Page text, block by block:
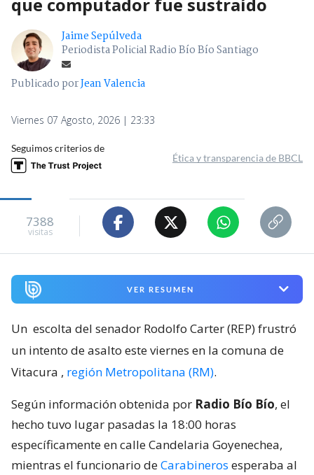
Jaime Sepúlveda
Periodista Policial Radio Bío Bío Santiago
Publicado porJean Valencia
Viernes 07 Agosto, 2026 | 23:33
Seguimos criterios de
Ética y transparencia de BBCL
7388
visitas
VER RESUMEN
Un escolta del senador Rodolfo Carter (REP) frustró
un intento de asalto este viernes en la comuna de
Vitacura , región Metropolitana (RM).
Según información obtenida por Radio Bío Bío, el
hecho tuvo lugar pasadas la 18:00 horas
específicamente en calle Candelaria Goyenechea,
mientras el funcionario deCarabineros esperaba al